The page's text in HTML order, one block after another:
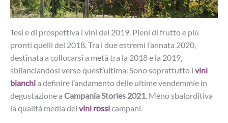
Tesi e di prospettiva i vini del 2019. Pieni di frutto e più
pronti quelli del 2018. Tra i due estremi l’annata 2020,
destinata a collocarsi a metà tra la 2018 e la 2019,
sbilanciandosi verso quest’ultima. Sono soprattutto i vini
bianchia definire l’andamento delle ultime vendemmie in
degustazione a Campania Stories 2021. Meno sbalorditiva
la qualità media dei vini rossicampani.